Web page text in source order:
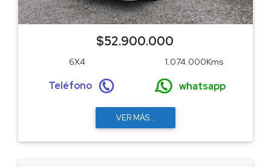
$52.900.000
6X4 1.074.000Kms
Teléfono whatsapp
VER MÁS...